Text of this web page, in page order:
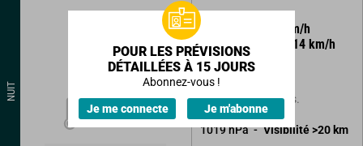
NUIT
21°
km/h
Rafales à
14 km/h
Ciel clair.
Sans précipitations.
1019hPa Visibilité >20 km
POUR LES PRÉVISIONS
DÉTAILLÉES À 15 JOURS
Abonnez-vous !
Je me connecte Je m'abonne